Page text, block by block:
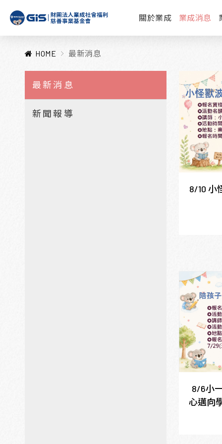
關於業成 業成消息
HOME 最新消息
最新消息
新聞報導
8/10 小
8/6小
心邁向